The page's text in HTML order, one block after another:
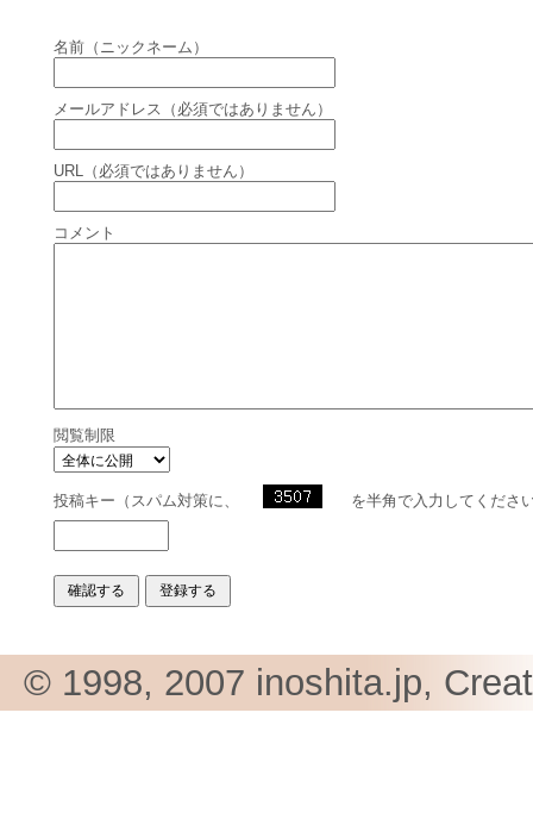
名前（ニックネーム）
メールアドレス（必須ではありません）
URL（必須ではありません）
コメント
閲覧制限
投稿キー（スパム対策に、 を半角で入力してくださ
© 1998, 2007 inoshita.jp,